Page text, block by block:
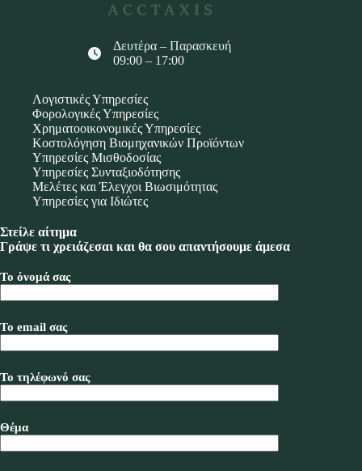
Δευτέρα – Παρασκευή
09:00 – 17:00
Λογιστικές Υπηρεσίες
Φορολογικές Υπηρεσίες
Χρηματοοικονομικές Υπηρεσίες
Κοστολόγηση Βιομηχανικών Προϊόντων
Υπηρεσίες Μισθοδοσίας
Υπηρεσίες Συνταξιοδότησης
Μελέτες και Έλεγχοι Βιωσιμότητας
Υπηρεσίες για Ιδιώτες
Στείλε αίτημα
Γράψε τι χρειάζεσαι και θα σου απαντήσουμε άμεσα
Το όνομά σας
Το email σας
Το τηλέφωνό σας
Θέμα